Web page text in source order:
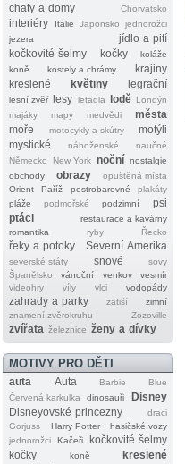
chaty a domy Chorvatsko
interiéry Itálie Japonsko
jednorožci
jezera
jídlo a pití
kočkovité šelmy
kočky
koláže
koně
kostely a chrámy
krajiny
kreslené
květiny legrační
lesní zvěř lesy letadla lodě Londýn
majáky
mapy medvědi
města
moře
motocykly a skútry
motýli
mystické
náboženské
naučné
Německo
New York noční nostalgie
obchody
obrazy
opuštěná místa
Orient
Paříž pestrobarevné
plakáty
pláže
podmořské podzimní
psi
ptáci
restaurace a kavárny
romantika
ryby Řecko
řeky a potoky Severní Amerika
severské státy snové
sovy
Španělsko
vánoční venkov
vesmír
videohry
víly vlci vodopády
zahrady a parky zátiší
zimní
znamení zvěrokruhu
Zozoville
zvířata železnice ženy a dívky
MOTIVY PRO DĚTI
auta Auta Barbie
Blue
Červená karkulka
dinosauři
Disney
Disneyovské princezny
draci
Gorjuss
Harry Potter
hasičské vozy
jednorožci
Kačeři
kočkovité šelmy
kočky
koně kreslené